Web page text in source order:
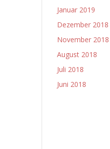
Januar 2019
Dezember 2018
November 2018
August 2018
Juli 2018
Juni 2018